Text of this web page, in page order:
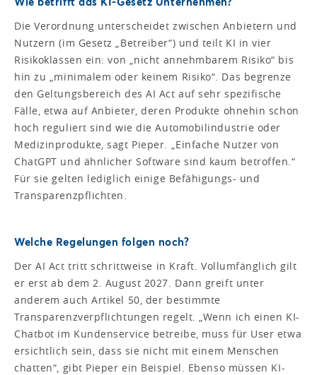
Die Verordnung unterscheidet zwischen Anbietern und
Nutzern (im Gesetz „Betreiber“) und teilt KI in vier
Risikoklassen ein: von „nicht annehmbarem Risiko“ bis
hin zu „minimalem oder keinem Risiko“. Das begrenze
den Geltungsbereich des AI Act auf sehr spezifische
Fälle, etwa auf Anbieter, deren Produkte ohnehin schon
hoch reguliert sind wie die Automobilindustrie oder
Medizinprodukte, sagt Pieper. „Einfache Nutzer von
ChatGPT und ähnlicher Software sind kaum betroffen.“
Für sie gelten lediglich einige Befähigungs- und
Transparenzpflichten.
Welche Regelungen folgen noch?
Der AI Act tritt schrittweise in Kraft. Vollumfänglich gilt
er erst ab dem 2. August 2027. Dann greift unter
anderem auch Artikel 50, der bestimmte
Transparenzverpflichtungen regelt. „Wenn ich einen KI-
Chatbot im Kundenservice betreibe, muss für User etwa
ersichtlich sein, dass sie nicht mit einem Menschen
chatten“, gibt Pieper ein Beispiel. Ebenso müssen KI-